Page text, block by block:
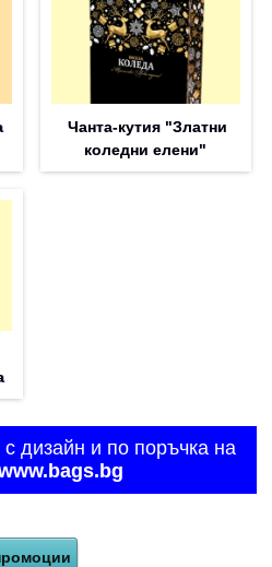
Чанта-кутия "Златни
коледни елени"
дизайн и по поръчка на